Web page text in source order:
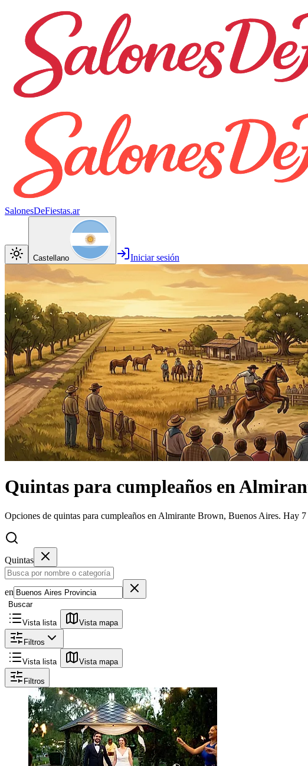
SalonesDeFiestas.ar
Castellano Iniciar sesión
Quintas para cumpleaños en
Opciones de quintas para cumpleaños en Almirante Brown, Buenos Aires. Hay 7
Quintas
en
Buscar
Vista lista Vista mapa
Filtros
Vista lista Vista mapa
Filtros